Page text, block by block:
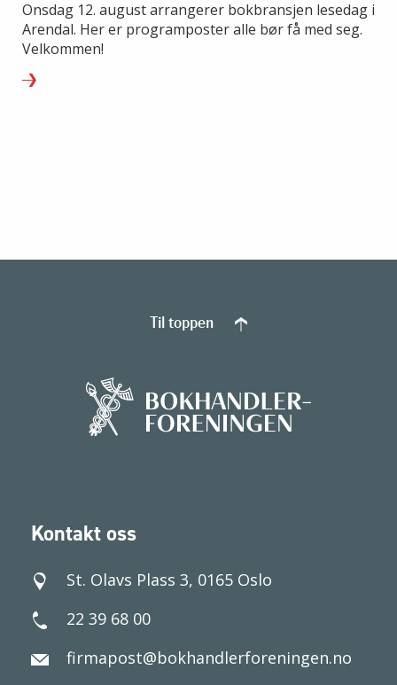
Onsdag 12. august arrangerer bokbransjen lesedag i
Arendal. Her er programposter alle bør få med seg.
Velkommen!
Kontakt oss
St. Olavs Plass 3, 0165 Oslo
22 39 68 00
firmapost@bokhandlerforeningen.no
Til toppen